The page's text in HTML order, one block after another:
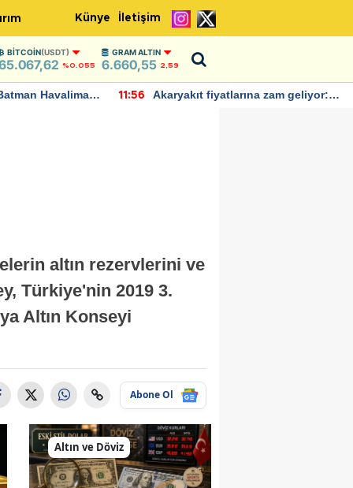
Künye İletişim
BITCOIN(USDT)
%0.055
GRAM ALTIN
6.660,55 2,59
Havalimanı
11:56
Akaryakıt fiyatlarına zam geliyor:
altın rezervlerini ve
Türkiye'nin 2019 3.
Altın Konseyi
Abone Ol
Altın ve Döviz